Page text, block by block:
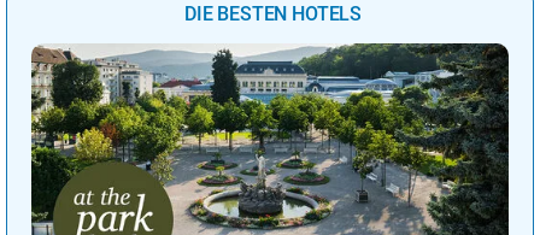
DIE BESTEN HOTELS